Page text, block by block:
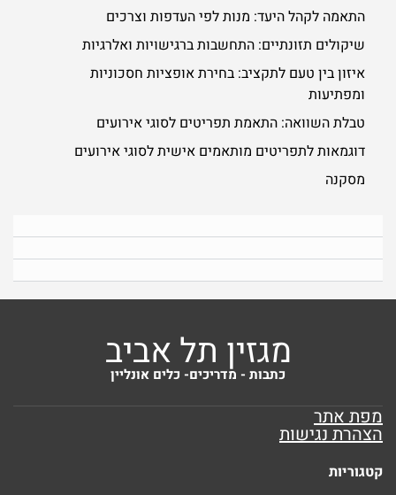
התאמה לקהל היעד: מנות לפי העדפות וצרכים
שיקולים תזונתיים: התחשבות ברגישויות ואלרגיות
איזון בין טעם לתקציב: בחירת אופציות חסכוניות
ומפתיעות
טבלת השוואה: התאמת תפריטים לסוגי אירועים
דוגמאות לתפריטים מותאמים אישית לסוגי אירועים
מסקנה
מגזין תל אביב
כתבות - מדריכים- כלים אונליין
מפת אתר
הצהרת נגישות
קטגוריות